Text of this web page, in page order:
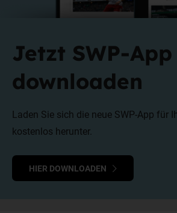
Jetzt SWP-App
downloaden
Laden Sie sich die neue SWP-App für
kostenlos herunter.
HIER DOWNLOADEN